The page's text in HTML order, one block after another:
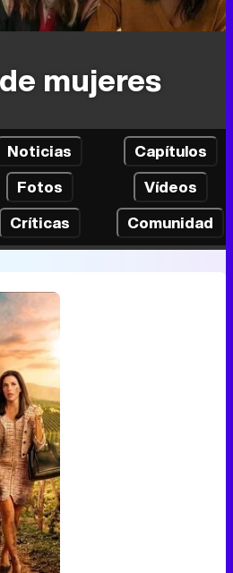
mujeres
Noticias
Capítulos
Fotos
Vídeos
Críticas Comunidad